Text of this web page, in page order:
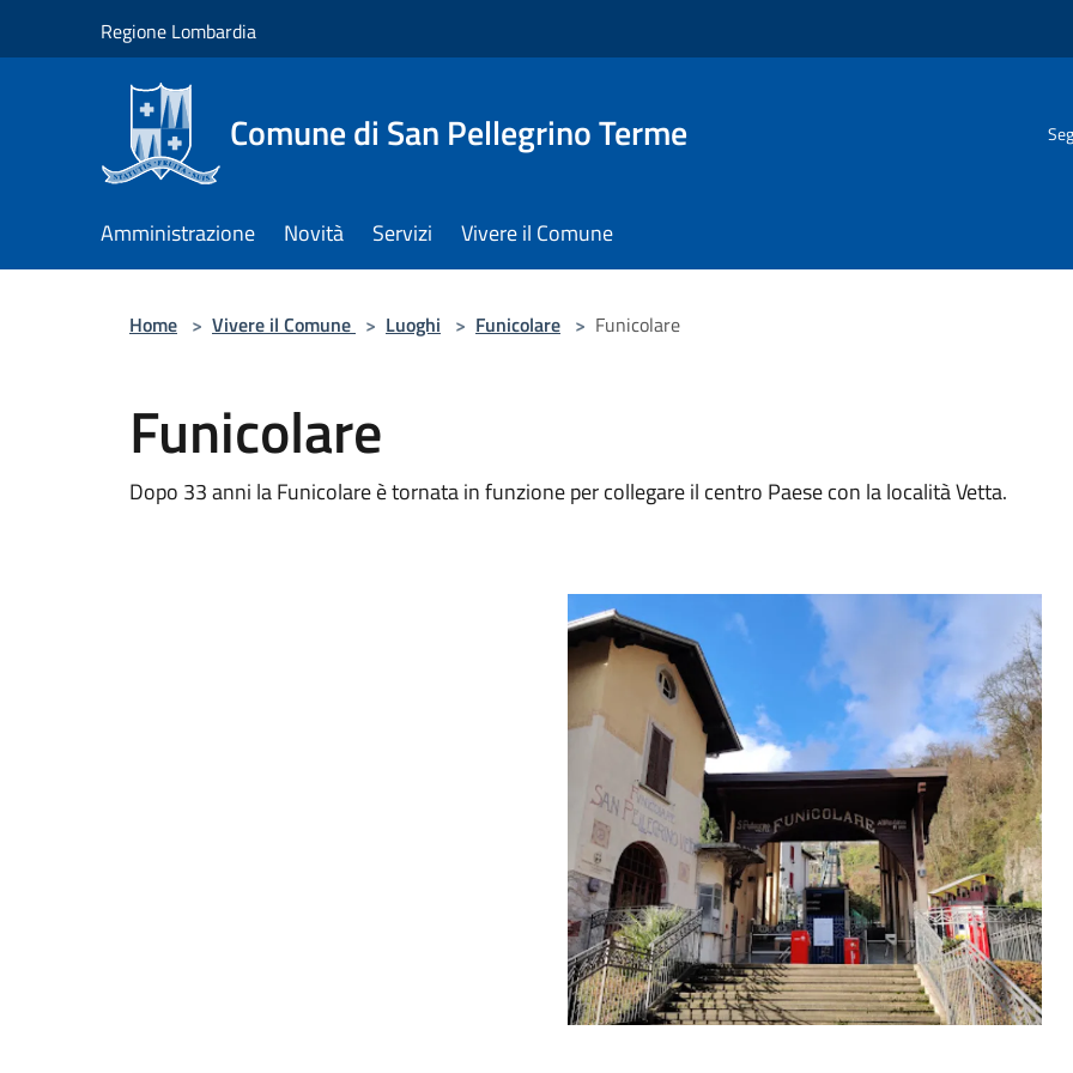
Regione Lombardia
Comune di San Pellegrino Terme
Amministrazione Novità Servizi Vivere il Comune
Home > Vivere il Comune > Luoghi > Funicolare > Funicolare
Funicolare
Dopo 33 anni la Funicolare è tornata in funzione per collegare il centro Paese con la località Vetta.